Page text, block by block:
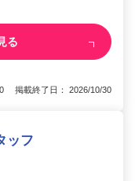
る
掲載終了日： 2026/10/30
ッフ